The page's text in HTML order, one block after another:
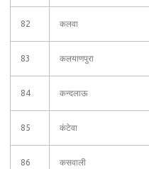
82 कलवा
83 कलयाणपुरा
84 कन्दलाऊ
85 कंटेवा
86 कसवाली